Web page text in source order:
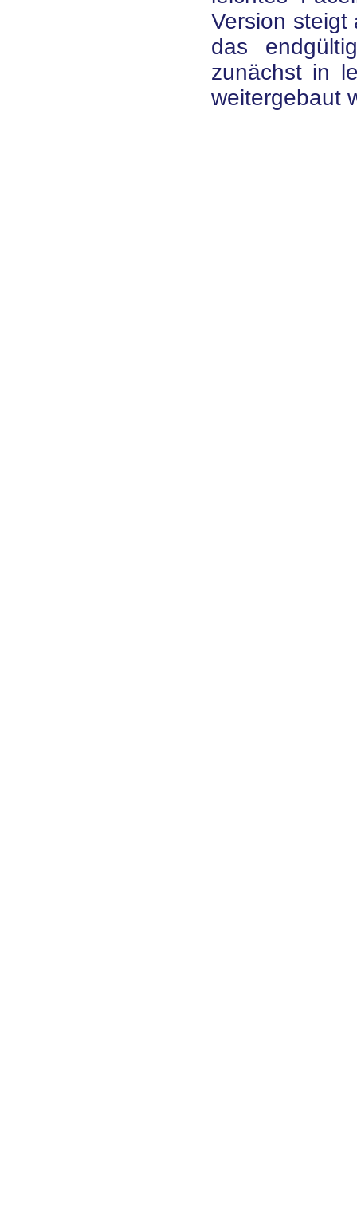
Version
das
zunächst in
weitergebaut